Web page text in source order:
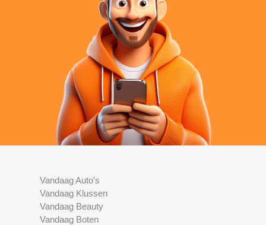
Vandaag Auto's
Vandaag Klussen
Vandaag Beauty
Vandaag Boten